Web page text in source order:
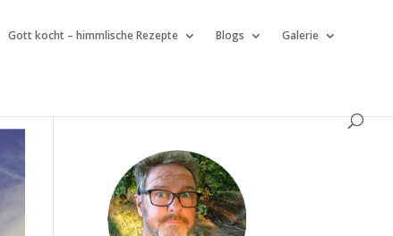
Gott kocht – himmlische Rezepte Blogs Galerie